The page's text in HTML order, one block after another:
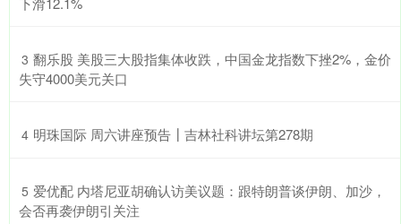
3 ​翻乐股 美股三大股指集体收跌，中国金龙指数下挫2%，金价
失守4000美元关口
4 ​明珠国际 周六讲座预告┃吉林社科讲坛第278期
5 ​爱优配 内塔尼亚胡确认访美议题：跟特朗普谈伊朗、加沙，
会否再袭伊朗引关注